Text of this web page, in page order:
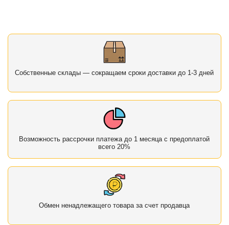
Собственные склады — сокращаем сроки доставки до 1-3 дней
Возможность рассрочки платежа до 1 месяца с предоплатой
всего 20%
Обмен ненадлежащего товара за счет продавца